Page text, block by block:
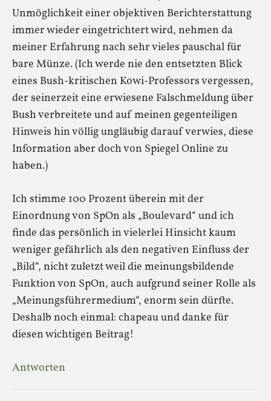
Unmöglichkeit einer objektiven Berichterstattung
immer wieder eingetrichtert wird, nehmen da
meiner Erfahrung nach sehr vieles pauschal für
bare Münze. (Ich werde nie den entsetzten Blick
eines Bush-kritischen Kowi-Professors vergessen,
der seinerzeit eine erwiesene Falschmeldung über
Bush verbreitete und auf meinen gegenteiligen
Hinweis hin völlig ungläubig darauf verwies, diese
Information aber doch von Spiegel Online zu
haben.)
Ich stimme 100 Prozent überein mit der
Einordnung von SpOn als „Boulevard“ und ich
finde das persönlich in vielerlei Hinsicht kaum
weniger gefährlich als den negativen Einfluss der
„Bild“, nicht zuletzt weil die meinungsbildende
Funktion von SpOn, auch aufgrund seiner Rolle als
„Meinungsführermedium“, enorm sein dürfte.
Deshalb noch einmal: chapeau und danke für
diesen wichtigen Beitrag!
Antworten